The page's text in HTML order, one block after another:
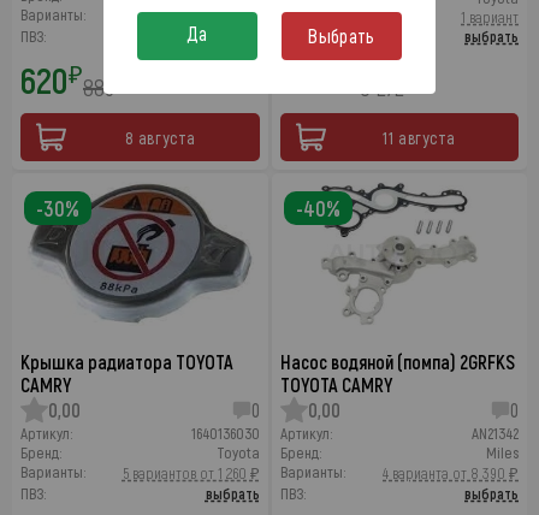
Варианты:
14 вариантов от 620 ₽
ПВЗ:
выбрать
620₽886
8 августа
Варианты:
1 вариант
выбрать
3 272
11 августа
Крышка радиатора TOYOTA
CAMRY
0,00
0
Артикул:
1640136030
Бренд:
Toyota
Варианты:
5 вариантов от 1 260 ₽
ПВЗ:
выбрать
-30%
Насос водяной (помпа) 2GRFKS
TOYOTA CAMRY
0,00
0
Артикул:
AN21342
Бренд:
Miles
Варианты:
4 варианта от 8 390 ₽
ПВЗ:
выбрать
-40%
Да Выбрать